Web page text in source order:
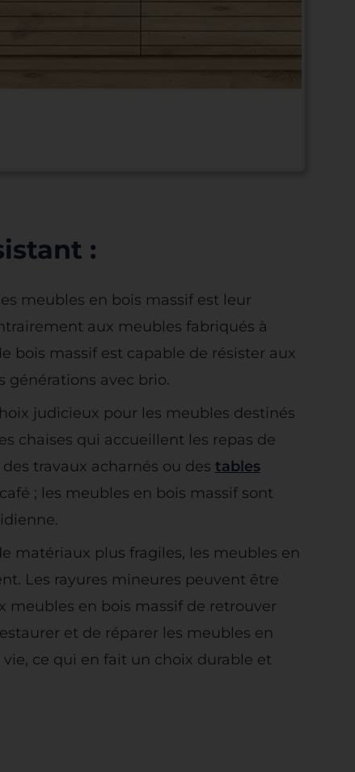
:
meubles en bois massif est leur
aux meubles fabriqués à
bois massif est capable de résister aux
générations avec brio.
judicieux pour les meubles destinés
chaises qui accueillent les repas de
travaux acharnés ou des tables
; les meubles en bois massif sont
matériaux plus fragiles, les meubles en
Les rayures mineures peuvent être
meubles en bois massif de retrouver
et de réparer les meubles en
ce qui en fait un choix durable et